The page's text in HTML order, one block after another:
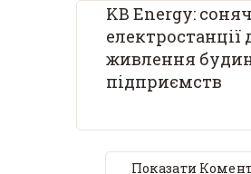
KB Energy:
електростанції
живлення
підприємств
Показати